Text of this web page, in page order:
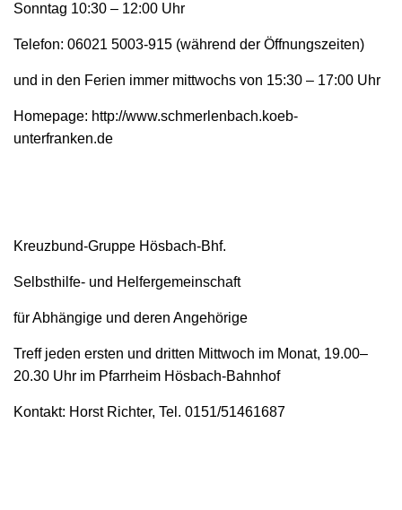
Sonntag 10:30 – 12:00 Uhr
Telefon: 06021 5003-915 (während der Öffnungszeiten)
und in den Ferien immer mittwochs von 15:30 – 17:00 Uhr ​
Homepage: http://www.schmerlenbach.koeb-
unterfranken.de
Kreuzbund-Gruppe Hösbach-Bhf.
Selbsthilfe- und Helfergemeinschaft
für Abhängige und deren Angehörige
Treff jeden ersten und dritten Mittwoch im Monat, 19.00–
20.30 Uhr im Pfarrheim Hösbach-Bahnhof
Kontakt: Horst Richter, Tel. 0151/51461687